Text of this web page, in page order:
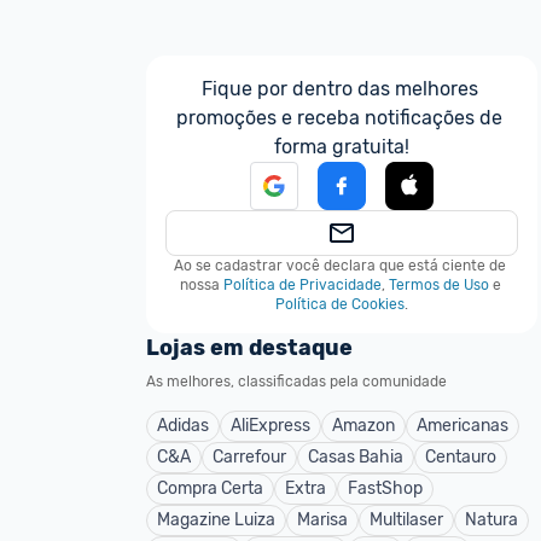
Fique por dentro das melhores
promoções e receba notificações de
forma gratuita!
Ao se cadastrar você declara que está ciente de
nossa Política de Privacidade, Termos de Uso e
Política de Cookies.
Lojas em destaque
As melhores, classificadas pela comunidade
Adidas AliExpress Amazon
Americanas
C&A
Carrefour Casas Bahia
Centauro
Compra Certa
Extra
FastShop
Magazine Luiza
Marisa Multilaser
Natura